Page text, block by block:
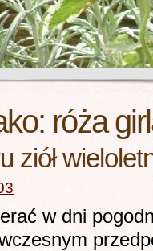
róża
ziół
w dni